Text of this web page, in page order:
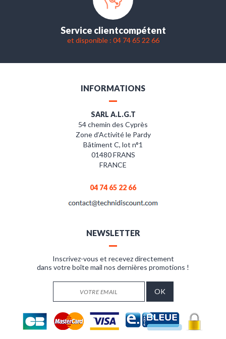
Service clientcompétent
et disponible : 04 74 65 22 66
INFORMATIONS
SARL A.L.G.T
54 chemin des Cyprès
Zone d’Activité le Pardy
Bâtiment C, lot n°1
01480 FRANS
FRANCE
04 74 65 22 66
NEWSLETTER
Inscrivez-vous et recevez directement
dans votre boîte mail nos dernières promotions !